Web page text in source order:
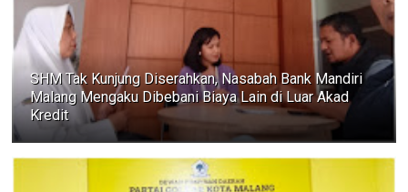
SHM Tak Kunjung Diserahkan, Nasabah Bank Mandiri
Malang Mengaku Dibebani Biaya Lain di Luar Akad
Kredit